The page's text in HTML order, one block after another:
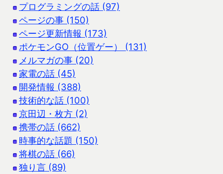
プログラミングの話 (97)
ページの事 (150)
ページ更新情報 (173)
ポケモンGO（位置ゲー） (131)
メルマガの事 (20)
家電の話 (45)
開発情報 (388)
技術的な話 (100)
京田辺・枚方 (2)
携帯の話 (662)
時事的な話題 (150)
将棋の話 (66)
独り言 (89)